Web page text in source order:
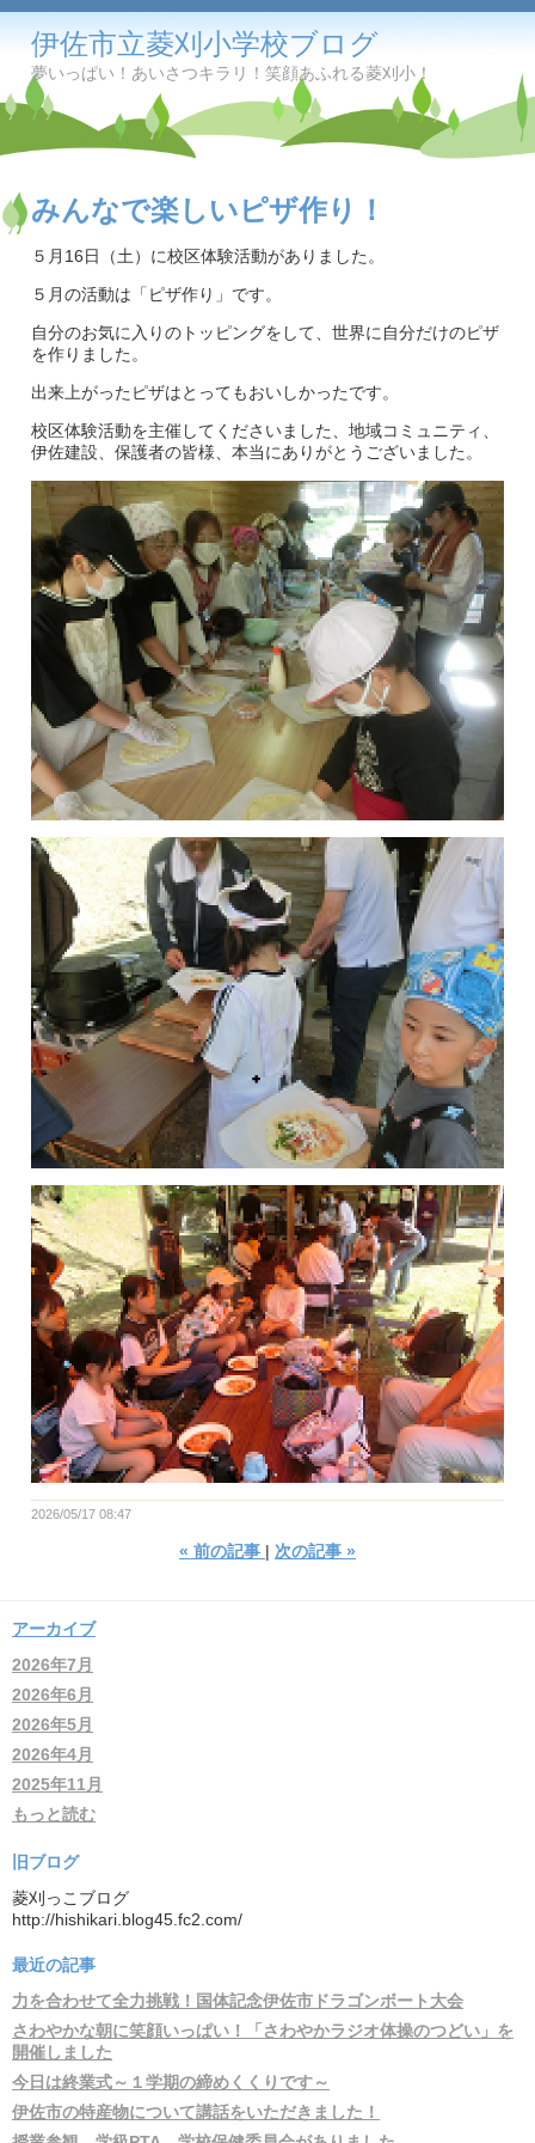
伊佐市立菱刈小学校ブログ
夢いっぱい！あいさつキラリ！笑顔あふれる菱刈小！
みんなで楽しいピザ作り！
５月16日（土）に校区体験活動がありました。
５月の活動は「ピザ作り」です。
自分のお気に入りのトッピングをして、世界に自分だけのピザ
を作りました。
出来上がったピザはとってもおいしかったです。
校区体験活動を主催してくださいました、地域コミュニティ、
伊佐建設、保護者の皆様、本当にありがとうございました。
2026/05/17 08:47
« 前の記事 次の記事 »
アーカイブ
2026年7月
2026年6月
2026年5月
2026年4月
2025年11月
もっと読む
旧ブログ
菱刈っこブログ
http://hishikari.blog45.fc2.com/
最近の記事
力を合わせて全力挑戦！国体記念伊佐市ドラゴンボート大会
さわやかな朝に笑顔いっぱい！「さわやかラジオ体操のつどい」を
開催しました
今日は終業式～１学期の締めくくりです～
伊佐市の特産物について講話をいただきました！